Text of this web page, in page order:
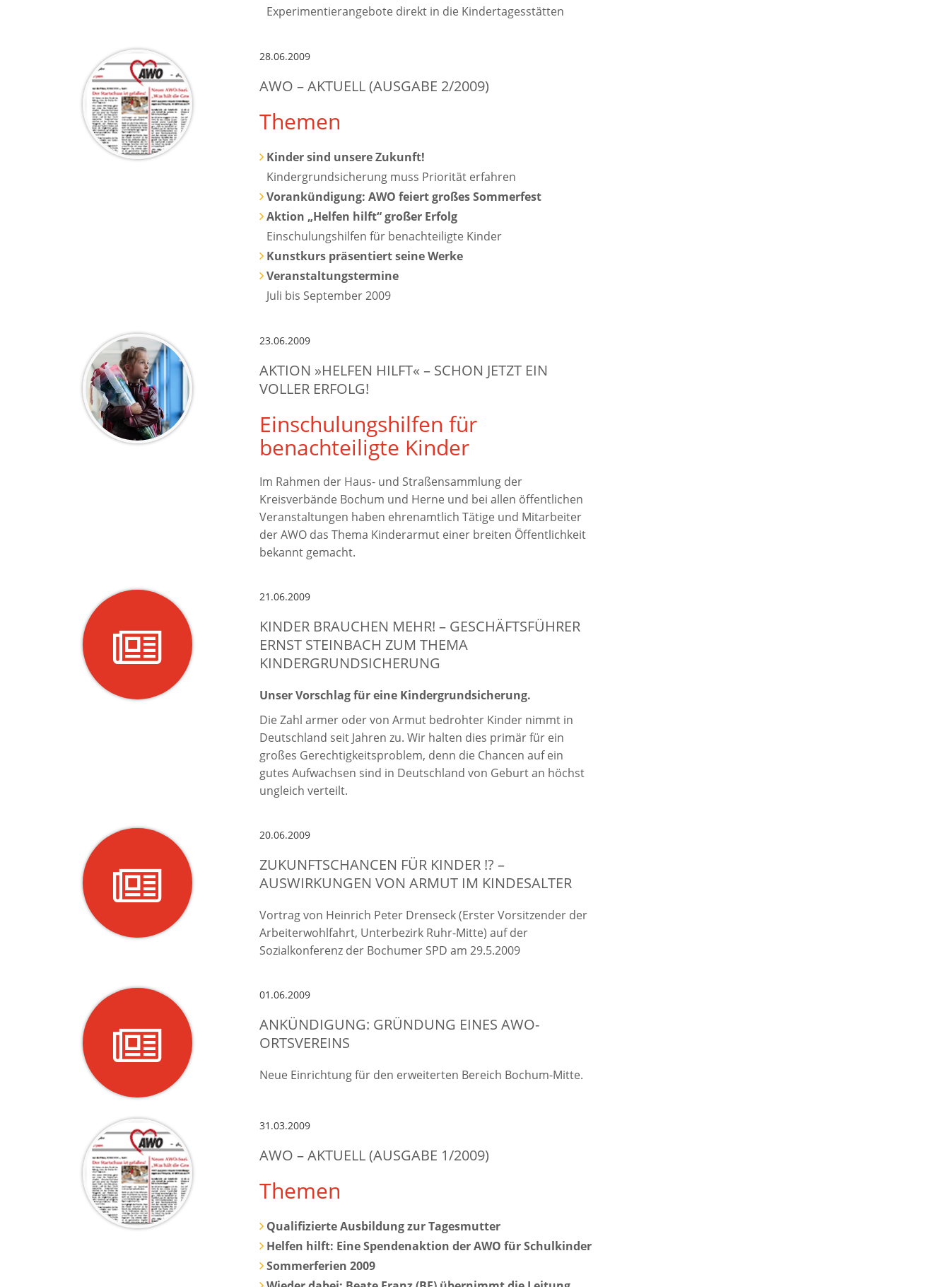
Experimentierangebote direkt in die Kindertagesstätten
28.06.2009
AWO – AKTUELL (AUSGABE 2/2009)
Themen
Kinder sind unsere Zukunft!
Kindergrundsicherung muss Priorität erfahren
Vorankündigung: AWO feiert großes Sommerfest
Aktion „Helfen hilft“ großer Erfolg
Einschulungshilfen für benachteiligte Kinder
Kunstkurs präsentiert seine Werke
Veranstaltungstermine
Juli bis September 2009
23.06.2009
AKTION »HELFEN HILFT« – SCHON JETZT EIN
VOLLER ERFOLG!
Einschulungshilfen für
benachteiligte Kinder
Im Rahmen der Haus- und Straßensammlung der
Kreisverbände Bochum und Herne und bei allen öffentlichen
Veranstaltungen haben ehrenamtlich Tätige und Mitarbeiter
der AWO das Thema Kinderarmut einer breiten Öffentlichkeit
bekannt gemacht.
21.06.2009
KINDER BRAUCHEN MEHR! – GESCHÄFTSFÜHRER
ERNST STEINBACH ZUM THEMA
KINDERGRUNDSICHERUNG
Unser Vorschlag für eine Kindergrundsicherung.
Die Zahl armer oder von Armut bedrohter Kinder nimmt in
Deutschland seit Jahren zu. Wir halten dies primär für ein
großes Gerechtigkeitsproblem, denn die Chancen auf ein
gutes Aufwachsen sind in Deutschland von Geburt an höchst
ungleich verteilt.
20.06.2009
ZUKUNFTSCHANCEN FÜR KINDER !? –
AUSWIRKUNGEN VON ARMUT IM KINDESALTER
Vortrag von Heinrich Peter Drenseck (Erster Vorsitzender der
Arbeiterwohlfahrt, Unterbezirk Ruhr-Mitte) auf der
Sozialkonferenz der Bochumer SPD am 29.5.2009
01.06.2009
ANKÜNDIGUNG: GRÜNDUNG EINES AWO-
ORTSVEREINS
Neue Einrichtung für den erweiterten Bereich Bochum-Mitte.
31.03.2009
AWO – AKTUELL (AUSGABE 1/2009)
Themen
Qualifizierte Ausbildung zur Tagesmutter
Helfen hilft: Eine Spendenaktion der AWO für Schulkinder
Sommerferien 2009